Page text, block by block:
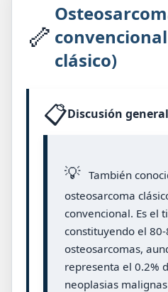
🦴
clásico)
📋Discusión general
💡 También
osteosarcoma
convencional. Es el
constituyendo el
osteosarcomas,
representa el 0.2%
neoplasias